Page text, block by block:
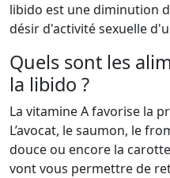
libido est une diminution
désir d'activité sexuelle
Quels sont les
la libido ?
La vitamine A favorise la
L’avocat, le saumon, le
douce ou encore la
vont vous permettre de